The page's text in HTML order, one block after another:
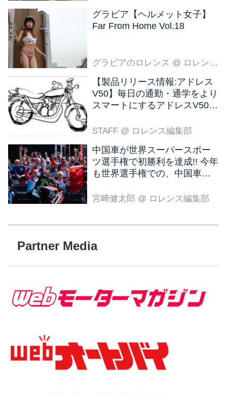
グラビア【ヘルメット女子】
Far From Home Vol.18
グラビアのロレンス @ ロレンス編集部
【製品リリース情報:アドレス
V50】毎日の通勤・通学をより
スマートにするアドレスV50
STAFF @ ロレンス編集部
中国車が世界スーパースポー
ツ選手権で初勝利を達成!! 今年
も世界選手権での、中国車の
宮﨑健太郎 @ ロレンス編集部
Partner Media